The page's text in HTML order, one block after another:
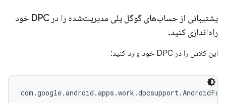
پشتیبانی از حساب‌های گوگل پلی مدیریت‌شده را در DPC خود
راه‌اندازی کنید.
این کلاس را در DPC خود وارد کنید: